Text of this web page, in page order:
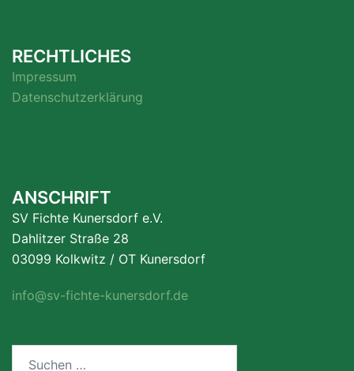
RECHTLICHES
Impressum
Datenschutzerklärung
ANSCHRIFT
SV Fichte Kunersdorf e.V.
Dahlitzer Straße 28
03099 Kolkwitz / OT Kunersdorf
info@sv-fichte-kunersdorf.de